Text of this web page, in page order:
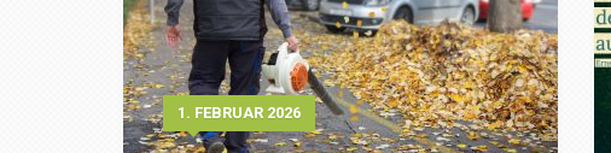
1. FEBRUAR 2026